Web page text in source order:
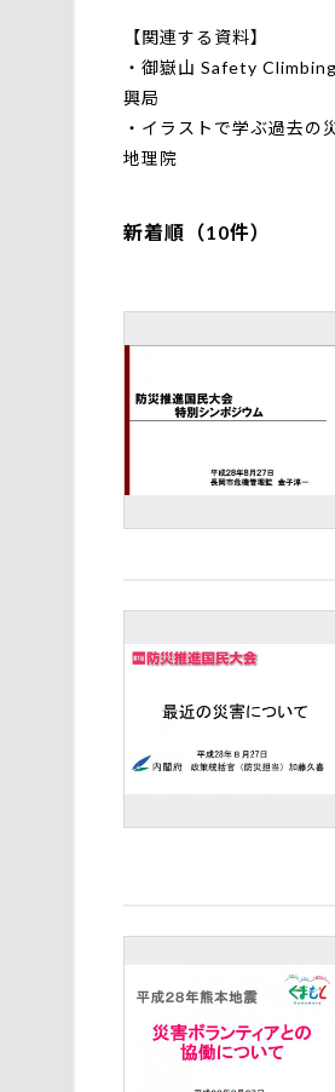
【関連する資料】
・ 御嶽山 Safety
興局
・ イラストで学ぶ過去の
地理院
新着順（10件）